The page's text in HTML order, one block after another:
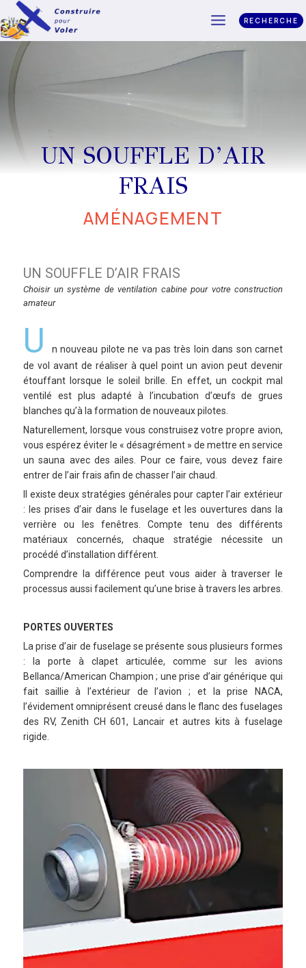
RECHERCHE
UN SOUFFLE D’AIR
FRAIS
AMÉNAGEMENT
UN SOUFFLE D’AIR FRAIS
Choisir un système de ventilation cabine pour votre construction
amateur
U
n nouveau pilote ne va pas très loin dans son carnet
de vol avant de réaliser à quel point un avion peut devenir
étouffant lorsque le soleil brille. En effet, un cockpit mal
ventilé est plus adapté à l’incubation d’œufs de grues
blanches qu’à la formation de nouveaux pilotes.
Naturellement, lorsque vous construisez votre propre avion,
vous espérez éviter le « désagrément » de mettre en service
un sauna avec des ailes. Pour ce faire, vous devez faire
entrer de l’air frais afin de chasser l’air chaud.
Il existe deux stratégies générales pour capter l’air extérieur
: les prises d’air dans le fuselage et les ouvertures dans la
verrière ou les fenêtres. Compte tenu des différents
matériaux concernés, chaque stratégie nécessite un
procédé d’installation différent.
Comprendre la différence peut vous aider à traverser le
processus aussi facilement qu’une brise à travers les arbres.
PORTES OUVERTES
La prise d’air de fuselage se présente sous plusieurs formes
: la porte à clapet articulée, comme sur les avions
Bellanca/American Champion ; une prise d’air générique qui
fait saillie à l’extérieur de l’avion ; et la prise NACA,
l’évidement omniprésent creusé dans le flanc des fuselages
des RV, Zenith CH 601, Lancair et autres kits à fuselage
rigide.